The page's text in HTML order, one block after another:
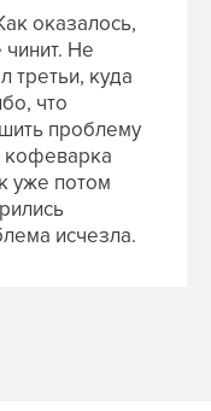
оказалось,
Не
третьи, куда
что
проблему
кофеварка
уже потом
исчезла.